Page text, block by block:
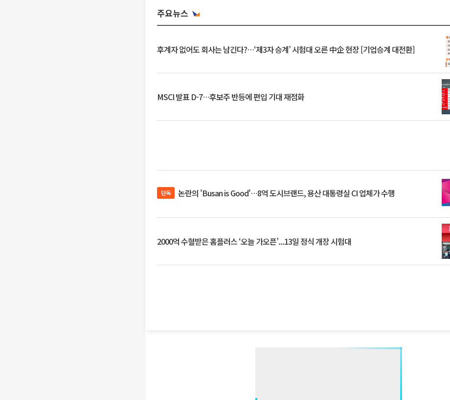
주요뉴스
후계자 없어도 회사는 남긴다?…‘제3자 승계’ 시험대 오른 中企 현장 [기업승계 대전환]
MSCI 발표 D-7…후보주 반등에 편입 기대 재점화
단독 논란의 'Busan is Good'…8억 도시브랜드, 용산 대통령실 CI 업체가 수행
2000억 수혈받은 홈플러스 ‘오늘 가오픈’...13일 정식 개장 시험대